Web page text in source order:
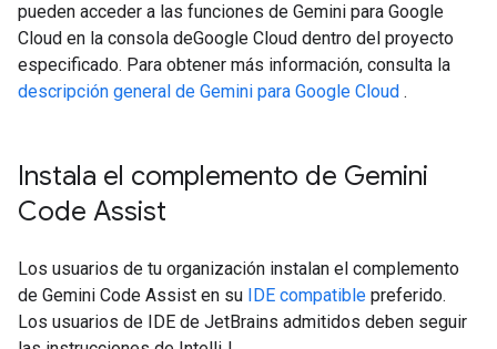
pueden acceder a las funciones de Gemini para Google
Cloud en la consola deGoogle Cloud dentro del proyecto
especificado. Para obtener más información, consulta la
descripción general de Gemini para Google Cloud .
Instala el complemento de Gemini
Code Assist
Los usuarios de tu organización instalan el complemento
de Gemini Code Assist en su IDE compatible preferido.
Los usuarios de IDE de JetBrains admitidos deben seguir